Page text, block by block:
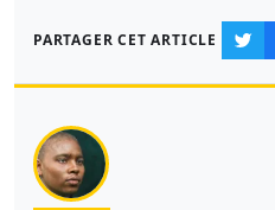
PARTAGER CET ARTICLE